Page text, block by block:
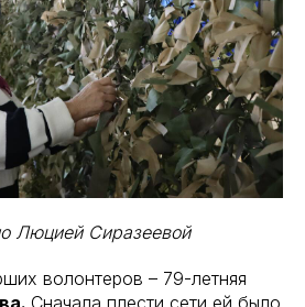
Люцией Сиразеевой
волонтеров – 79-летняя
Сначала плести сети ей было